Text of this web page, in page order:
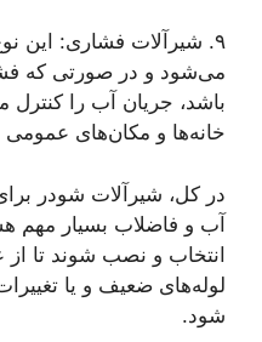
۹. شیرآلات فشاری: این
می‌شود و در صورتی که
باشد، جریان آب را کنترل
خانه‌ها و مکان‌های عمومی
در کل، شیرآلات شودر
آب و فاضلاب بسیار مهم
انتخاب و نصب شوند تا از
لوله‌های ضعیف و یا
شود.